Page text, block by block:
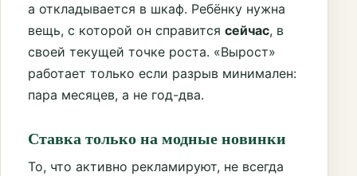
а откладывается в шкаф. Ребёнку нужна
вещь, с которой он справится сейчас, в
своей текущей точке роста. «Вырост»
работает только если разрыв минимален:
пара месяцев, а не год-два.
Ставка только на модные новинки
То, что активно рекламируют, не всегда